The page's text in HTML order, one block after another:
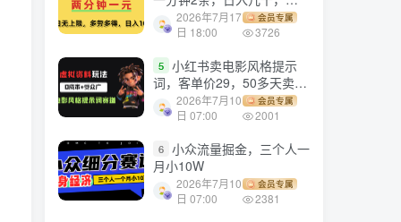
劳多得!2026年7月17
日 18:00
会员专属
3726
5 小红书卖电影风格提示
词，客单价29，50多天卖了
790单，小白直接抄作业！
2026年7月10
日 07:00
会员专属
2001
6 小众流量掘金，三个人一
月小10W
2026年7月10
日 07:00
会员专属
2381